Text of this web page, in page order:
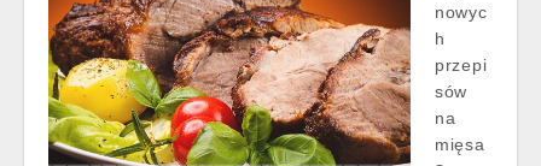
nowyc
h
przepi
sów
na
mięsa